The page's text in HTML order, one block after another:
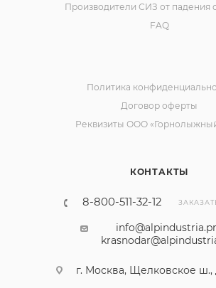
Производители СИЗ от падения
FAQ
КОНТАКТЫ
8-800-511-32-12
г. Москва, Щелковское ш.,
Политика
Договор оферты
Реквизиты ООО